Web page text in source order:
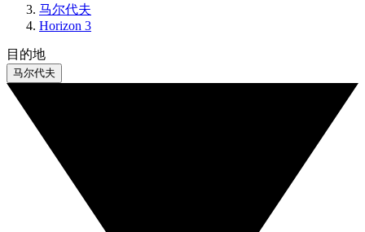
马尔代夫
Horizon 3
目的地
马尔代夫